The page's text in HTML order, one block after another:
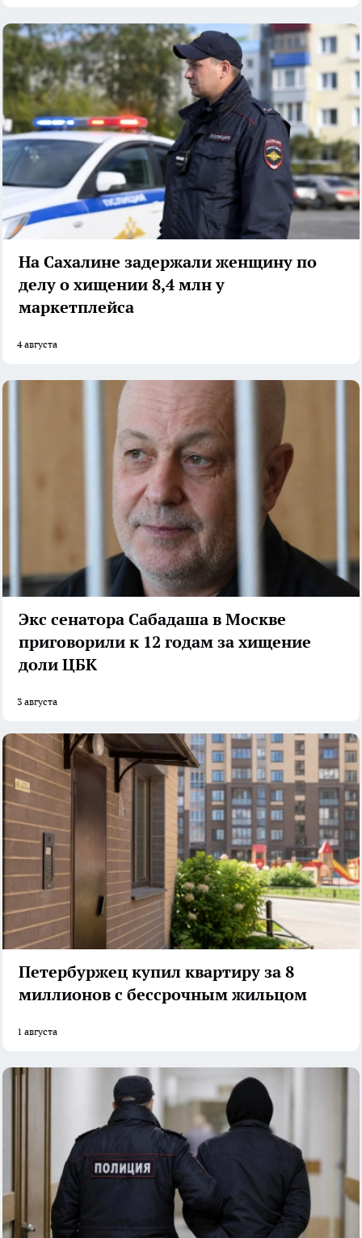
На Сахалине задержали женщину по
делу о хищении 8,4 млн у
маркетплейса
4 августа
Экс сенатора Сабадаша в Москве
приговорили к 12 годам за хищение
доли ЦБК
3 августа
Петербуржец купил квартиру за 8
миллионов с бессрочным жильцом
1 августа